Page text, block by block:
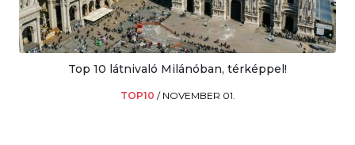
Top 10 látnivaló Milánóban, térképpel!
TOP10 / NOVEMBER 01.